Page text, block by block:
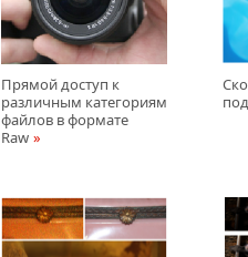
Прямой доступ к
различным категориям
файлов в формате
Raw